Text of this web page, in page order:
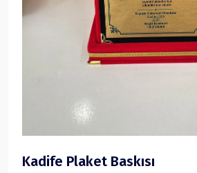
Kadife Plaket Baskısı